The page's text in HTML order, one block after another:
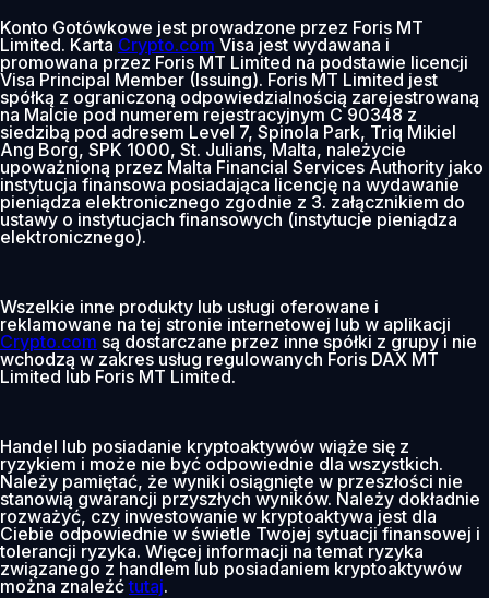
Konto Gotówkowe jest prowadzone przez Foris MT
Limited. Karta Crypto.com Visa jest wydawana i
promowana przez Foris MT Limited na podstawie licencji
Visa Principal Member (Issuing). Foris MT Limited jest
spółką z ograniczoną odpowiedzialnością zarejestrowaną
na Malcie pod numerem rejestracyjnym C 90348 z
siedzibą pod adresem Level 7, Spinola Park, Triq Mikiel
Ang Borg, SPK 1000, St. Julians, Malta, należycie
upoważnioną przez Malta Financial Services Authority jako
instytucja finansowa posiadająca licencję na wydawanie
pieniądza elektronicznego zgodnie z 3. załącznikiem do
ustawy o instytucjach finansowych (instytucje pieniądza
elektronicznego).
Wszelkie inne produkty lub usługi oferowane i
reklamowane na tej stronie internetowej lub w aplikacji
Crypto.com są dostarczane przez inne spółki z grupy i nie
wchodzą w zakres usług regulowanych Foris DAX MT
Limited lub Foris MT Limited.
Handel lub posiadanie kryptoaktywów wiąże się z
ryzykiem i może nie być odpowiednie dla wszystkich.
Należy pamiętać, że wyniki osiągnięte w przeszłości nie
stanowią gwarancji przyszłych wyników. Należy dokładnie
rozważyć, czy inwestowanie w kryptoaktywa jest dla
Ciebie odpowiednie w świetle Twojej sytuacji finansowej i
tolerancji ryzyka. Więcej informacji na temat ryzyka
związanego z handlem lub posiadaniem kryptoaktywów
można znaleźćtutaj.